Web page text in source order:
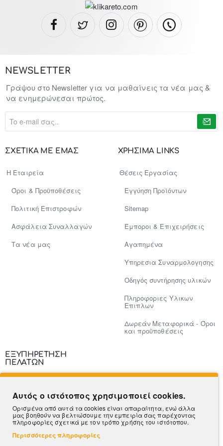
ΣΧΕΤΙΚΑ ΜΕ ΕΜΑΣ
Η Εταιρεία
Όροι & Προϋποθέσεις
Πολιτική Επιστροφών
Ασφάλεια Συναλλαγών
Tα νέα μας
ΧΡΗΣΙΜΑ LINKS
Θέσεις Εργασίας
Εγγύηση Προϊόντων
Sitemap
Έμποροι & Επιχειρήσεις
Αγαπημένα
Υπηρεσια Συναρμολογησης
Οδηγός συντήρησης υλικών
Πληροφοριες Υλικων
Επιπλων
Δωρεάν Μεταφορικά - Όροι
και προϋποθέσεις
ΕΞΥΠΗΡΕΤΗΣΗ
ΠΕΛΑΤΩΝ
Τρόποι Πληρωμής
Πληροφορίες Αποστολής
Ο Λογαριασμός μου
NEWSLETTER
Γράψου στο Newsletter για να μαθαίνεις τα νέα μας &
να ενημερώνεσαι πρώτος.
σας..
Αυτός ο ιστότοπος χρησιμοποιεί cookies.
Ορισμένα από αυτά τα cookies είναι απαραίτητα, ενώ άλλα
μας βοηθούν να βελτιώσουμε την εμπειρία σας παρέχοντας
πληροφορίες σχετικά με τον τρόπο χρήσης του ιστότοπου.
Περισσότερες πληροφορίες